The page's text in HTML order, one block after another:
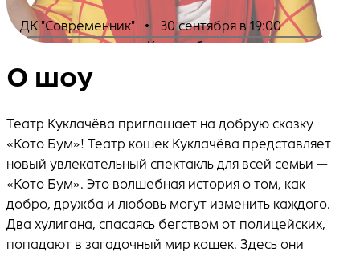
ДК "Современник" • 30 сентября в 19:00
Купить билеты
О шоу
Театр Куклачёва приглашает на добрую сказку
«Кото Бум»! Театр кошек Куклачёва представляет
новый увлекательный спектакль для всей семьи —
«Кото Бум». Это волшебная история о том, как
добро, дружба и любовь могут изменить каждого.
Два хулигана, спасаясь бегством от полицейских,
попадают в загадочный мир кошек. Здесь они